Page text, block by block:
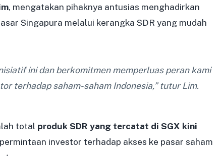
, mengatakan pihaknya antusias menghadirkan
Singapura melalui kerangka SDR yang mudah
ini dan berkomitmen memperluas peran kami
terhadap saham-saham Indonesia,” tutur Lim.
total produk SDR yang tercatat di SGX kini
investor terhadap akses ke pasar saham